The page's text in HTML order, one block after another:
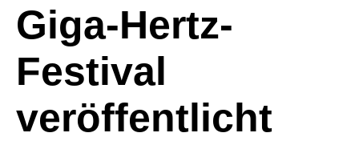
Giga-Hertz-
Festival
veröffentlicht